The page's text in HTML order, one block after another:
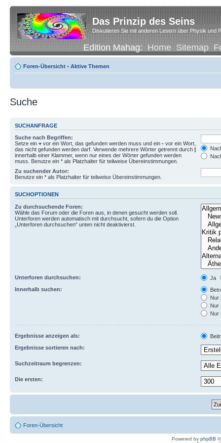
Das Prinzip des Seins
Diskutieren Sie mit anderen Lesern über Physik und
Edition Mahag:Home Sitemap
Foren-Übersicht • Aktive Themen
Suche
SUCHANFRAGE
Suche nach Begriffen:
Setze ein + vor ein Wort, das gefunden werden muss und ein - vor ein Wort,
das nicht gefunden werden darf. Verwende mehrere Wörter getrennt durch |
innerhalb einer Klammer, wenn nur eines der Wörter gefunden werden
muss. Benutze ein * als Platzhalter für teilweise Übereinstimmungen.
Zu suchender Autor:
Benutze ein * als Platzhalter für teilweise Übereinstimmungen.
SUCHOPTIONEN
Zu durchsuchende Foren:
Wähle das Forum oder die Foren aus, in denen gesucht werden soll.
Unterforen werden automatisch mit durchsucht, sofern du die Option
„Unterforen durchsuchen“ unten nicht deaktivierst.
Unterforen durchsuchen:
Ja
Innerhalb suchen:
Nur
Nur
Nur
Ergebnisse anzeigen als:
Ergebnisse sortieren nach:
Suchzeitraum begrenzen:
Die ersten:
Foren-Übersicht
Powered by phpBB